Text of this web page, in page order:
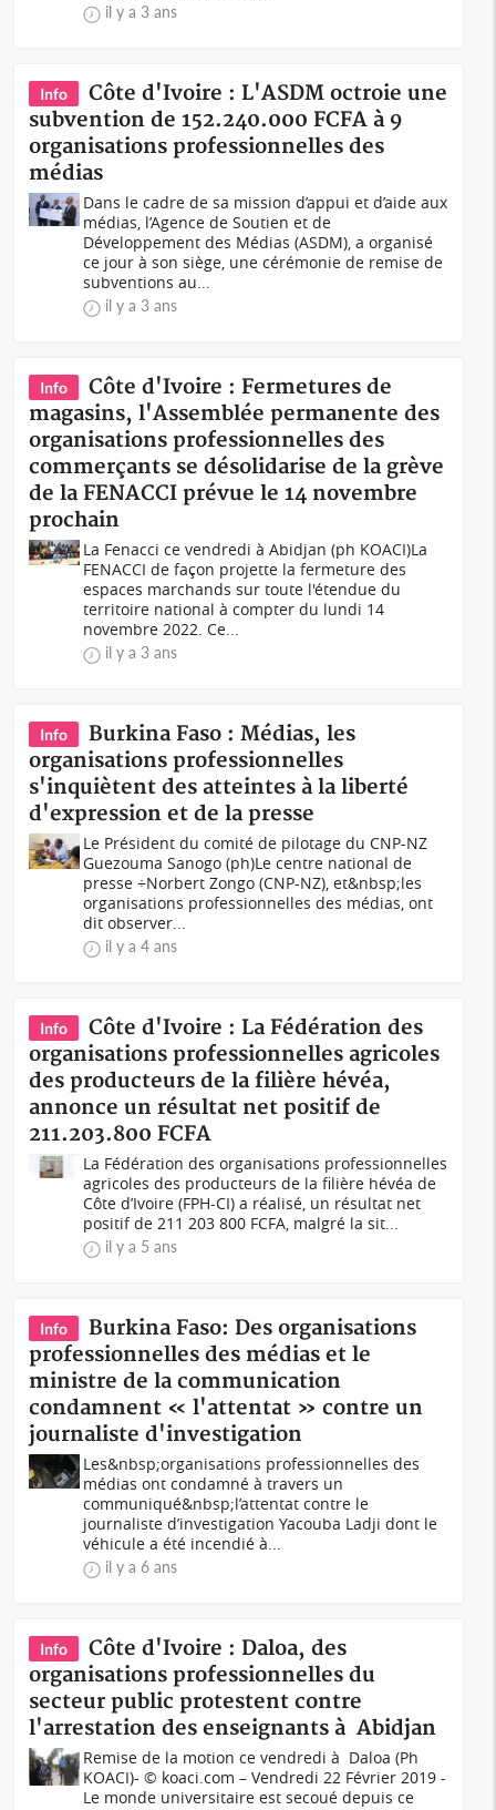
il y a 3 ans
Info
Côte d'Ivoire : L'ASDM octroie une
subvention de 152.240.000 FCFA à 9
organisations professionnelles des
médias
Dans le cadre de sa mission d’appui et d’aide aux
médias, l’Agence de Soutien et de
Développement des Médias (ASDM), a organisé
ce jour à son siège, une cérémonie de remise de
subventions au...
il y a 3 ans
Info
Côte d'Ivoire : Fermetures de
magasins, l'Assemblée permanente des
organisations professionnelles des
commerçants se désolidarise de la grève
de la FENACCI prévue le 14 novembre
prochain
La Fenacci ce vendredi à Abidjan (ph KOACI) La
FENACCI de façon projette la fermeture des
espaces marchands sur toute l'étendue du
territoire national à compter du lundi 14
novembre 2022. Ce...
il y a 3 ans
Info
Burkina Faso : Médias, les
organisations professionnelles
s'inquiètent des atteintes à la liberté
d'expression et de la presse
Le Président du comité de pilotage du CNP-NZ
Guezouma Sanogo (ph)Le centre national de
presse ÷Norbert Zongo (CNP-NZ), et&nbsp;les
organisations professionnelles des médias, ont
dit observer...
il y a 4 ans
Info
Côte d'Ivoire : La Fédération des
organisations professionnelles agricoles
des producteurs de la filière hévéa,
annonce un résultat net positif de
211.203.800 FCFA
La Fédération des organisations professionnelles
agricoles des producteurs de la filière hévéa de
Côte d’Ivoire (FPH-CI) a réalisé, un résultat net
positif de 211 203 800 FCFA, malgré la sit...
il y a 5 ans
Info
Burkina Faso: Des organisations
professionnelles des médias et le
ministre de la communication
condamnent « l'attentat » contre un
journaliste d'investigation
Les&nbsp;organisations professionnelles des
médias ont condamné à travers un
communiqué&nbsp;l’attentat contre le
journaliste d’investigation Yacouba Ladji dont le
véhicule a été incendié à...
il y a 6 ans
Info
Côte d'Ivoire : Daloa, des
organisations professionnelles du
secteur public protestent contre
l'arrestation des enseignants à Abidjan
Remise de la motion ce vendredi à Daloa (Ph
KOACI)- © koaci.com – Vendredi 22 Février 2019 -
Le monde universitaire est secoué depuis ce